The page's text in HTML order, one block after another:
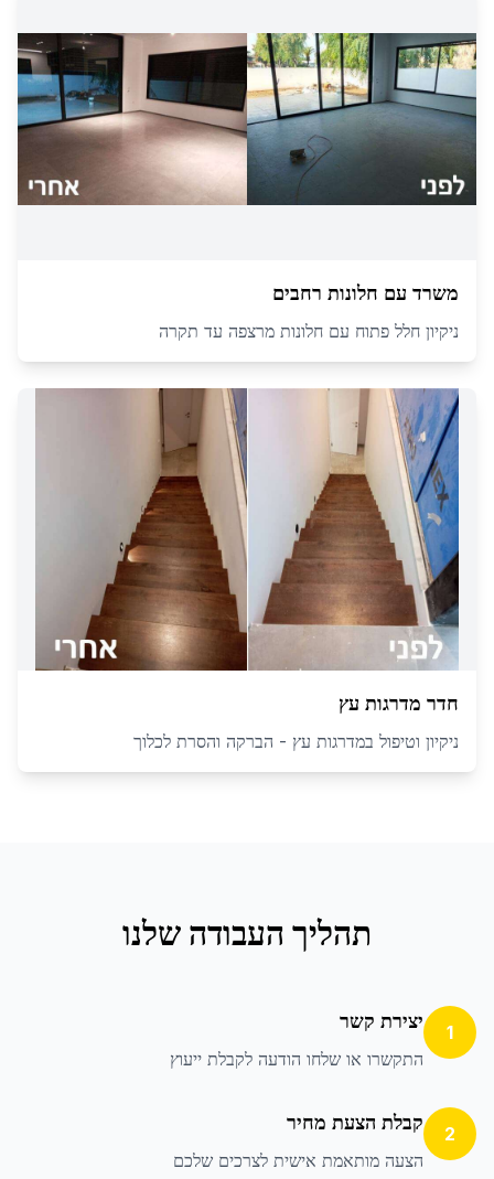
משרד עם חלונות רחבים
ניקיון חלל פתוח עם חלונות מרצפה עד תקרה
חדר מדרגות עץ
ניקיון וטיפול במדרגות עץ - הברקה והסרת לכלוך
תהליך העבודה שלנו
1 יצירת קשר
התקשרו או שלחו הודעה לקבלת ייעוץ
2 קבלת הצעת מחיר
הצעה מותאמת אישית לצרכים שלכם